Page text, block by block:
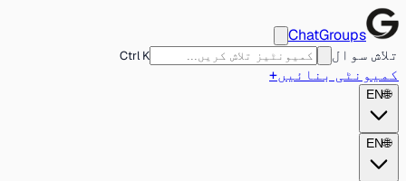
ChatGroups
تلاش سوال
Ctrl K
کمیونٹی بنائیں+
🌐
EN
🌐
EN